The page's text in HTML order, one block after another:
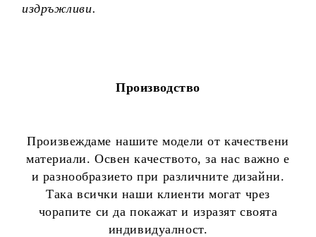
издръжливи.
Производство
Произвеждаме нашите модели от качествени
материали. Освен качеството, за нас важно е
и разнообразието при различните дизайни.
Така всички наши клиенти могат чрез
чорапите си да покажат и изразят своята
индивидуалност.